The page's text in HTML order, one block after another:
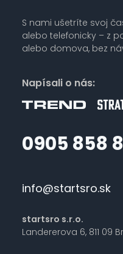
S nami ušetríte svoj
alebo telefonicky – z
alebo domova, bez
Napísali o nás:
0905 858
info@startsro.sk
startsro s.r.o.
Landererova 6, 811 09